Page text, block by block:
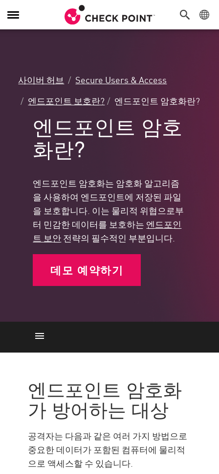
탐
색
사이버 허브
Secure Users & Access
엔드포인트 보호란?
엔드포인트 암호화란?
엔드포인트 암호
화란?
엔드포인트 암호화는 암호화 알고리즘
을 사용하여 엔드포인트에 저장된 파일
을 보호합니다. 이는 물리적 위협으로부
터 민감한 데이터를 보호하는 엔드포인
트 보안전략의 필수적인 부분입니다.
데모 예약하기
중요성
체크 포인트 솔루션
엔드포인트 암호화
가 방어하는 대상
공격자는 다음과 같은 여러 가지 방법으로
중요한 데이터가 포함된 컴퓨터에 물리적
으로 액세스할 수 있습니다.